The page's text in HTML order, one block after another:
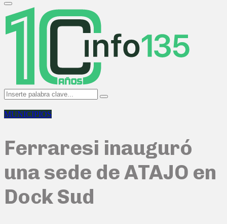
Primary
Menu
Search
for:
Search
MUNICIPIOS
Ferraresi inauguró
una sede de ATAJO en
Dock Sud